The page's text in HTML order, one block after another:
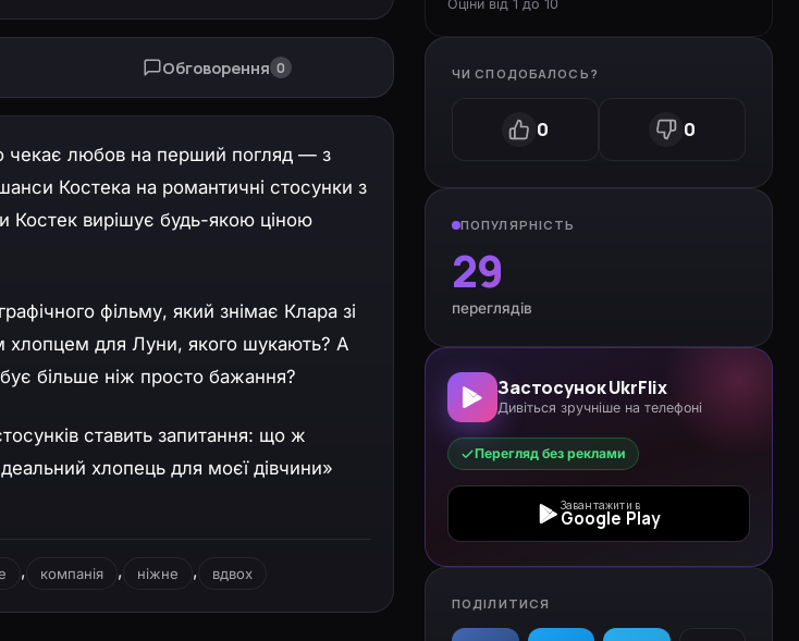
Обговорення 0
чекає любов на перший погляд — з
Костека на романтичні стосунки з
Костек вирішує будь-якою ціною
фільму, який знімає Клара зі
хлопцем для Луни, якого шукають? А
більше ніж просто бажання?
ставить запитання: що ж
хлопець для моєї дівчини»
, компанія , ніжне , вдвох
Оціни від 1 до 10
ЧИ СПОДОБАЛОСЬ?
0 0
ПОПУЛЯРНІСТЬ
29
переглядів
Застосунок UkrFlix
Дивіться зручніше на телефоні
Перегляд без реклами
Завантажити в
Google Play
ПОДІЛИТИСЯ